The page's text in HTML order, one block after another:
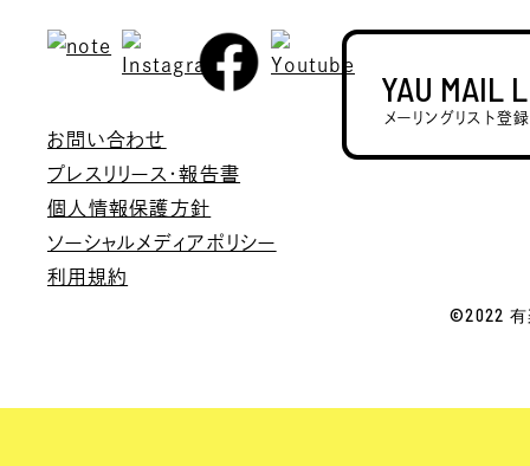
YAU MAIL
メーリングリスト登
お問い合わせ
プレスリリース・報告書
個人情報保護方針
ソーシャルメディアポリシー
利用規約
©2022 有